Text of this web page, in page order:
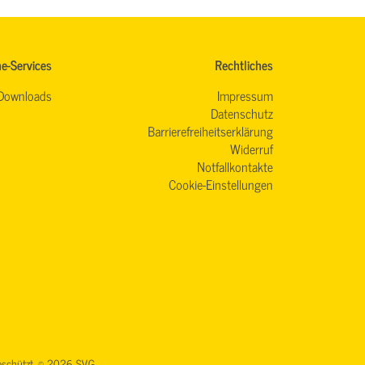
Services
Rechtliches
Impressum
Datenschutz
Barrierefreiheitserklärung
Widerruf
Notfallkontakte
Cookie-Einstellungen